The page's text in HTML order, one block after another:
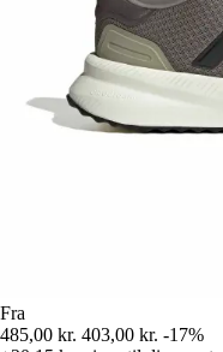
Fra
485,00 kr. 403,00 kr. -17%